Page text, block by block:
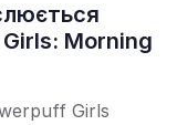
Morning
Girls